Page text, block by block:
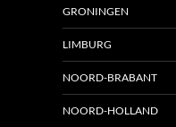
GRONINGEN
LIMBURG
NOORD-BRABANT
NOORD-HOLLAND